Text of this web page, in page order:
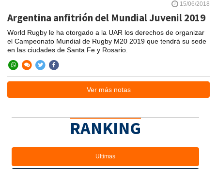
15/06/2018
Argentina anfitrión del Mundial Juvenil 2019
World Rugby le ha otorgado a la UAR los derechos de organizar
el Campeonato Mundial de Rugby M20 2019 que tendrá su sede
en las ciudades de Santa Fe y Rosario.
Ver más notas
RANKING
Ultimas